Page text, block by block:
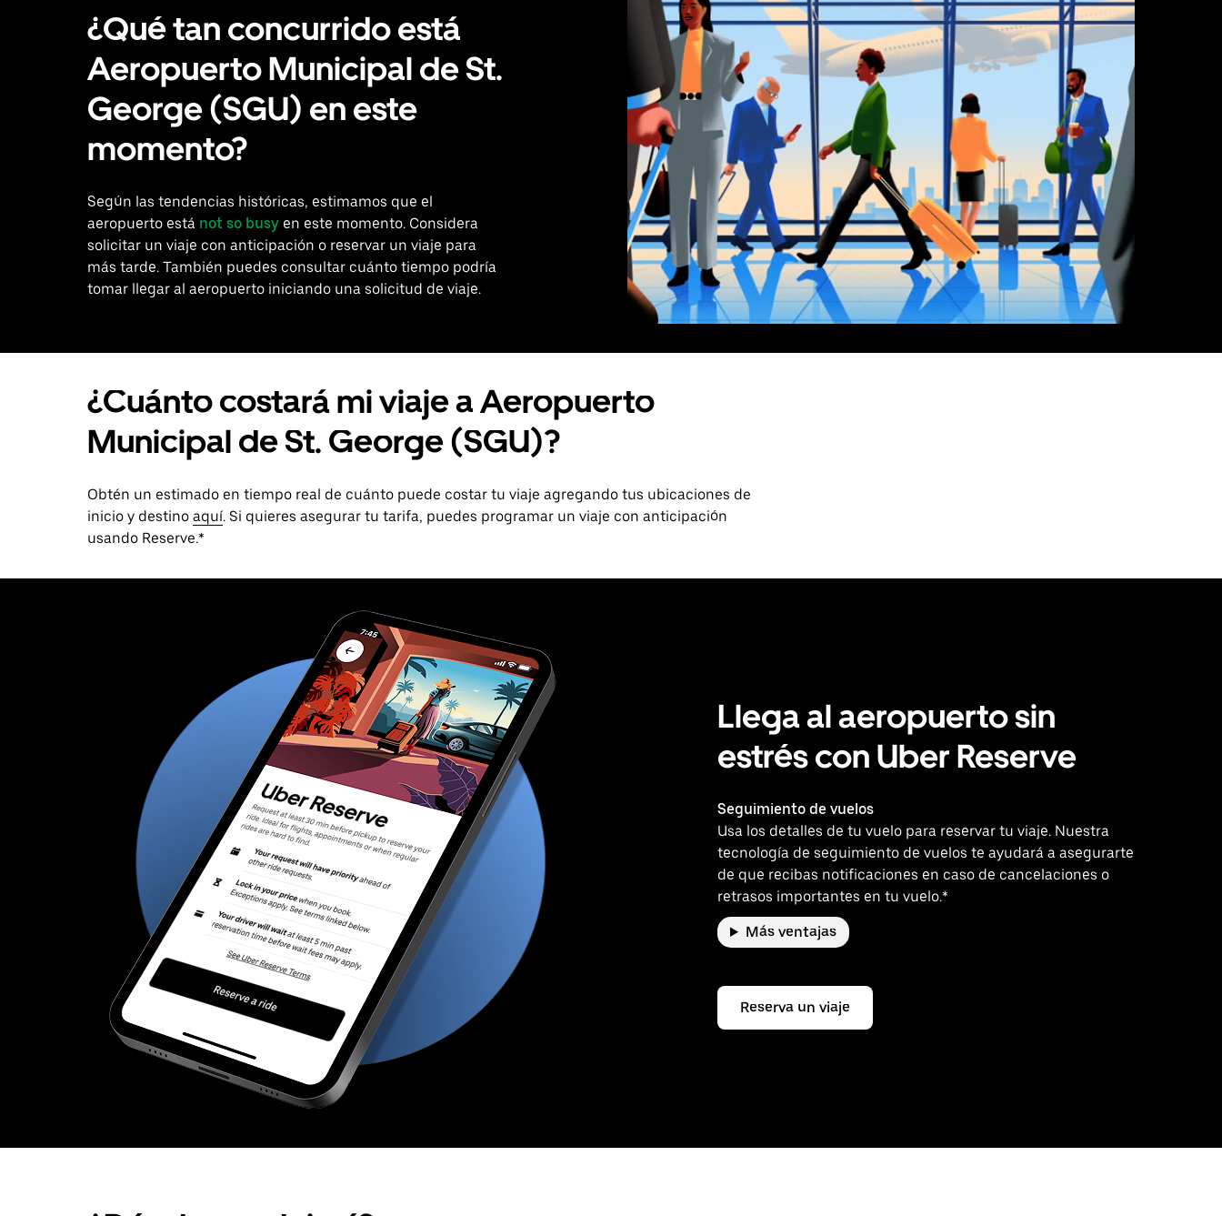
¿Qué tan concurrido está
Aeropuerto Municipal de St.
George (SGU) en este
momento?
Según las tendencias históricas, estimamos que el
aeropuerto está not so busy en este momento. Considera
solicitar un viaje con anticipación o reservar un viaje para
más tarde. También puedes consultar cuánto tiempo podría
tomar llegar al aeropuerto iniciando una solicitud de viaje.
¿Cuánto costará mi viaje a Aeropuerto
Municipal de St. George (SGU)?
Obtén un estimado en tiempo real de cuánto puede costar tu viaje agregando tus ubicaciones de
inicio y destino aquí. Si quieres asegurar tu tarifa, puedes programar un viaje con anticipación
usando Reserve.*
Llega al aeropuerto sin
estrés con Uber Reserve
Seguimiento de vuelos
Usa los detalles de tu vuelo para reservar tu viaje. Nuestra
tecnología de seguimiento de vuelos te ayudará a asegurarte
de que recibas notificaciones en caso de cancelaciones o
retrasos importantes en tu vuelo.*
Más ventajas
Reserva un viaje